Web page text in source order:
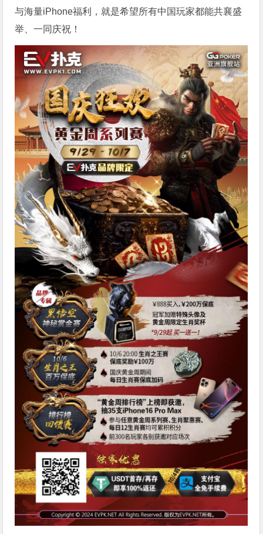
与海量iPhone福利，就是希望所有中国玩家都能共襄盛
举、一同庆祝！